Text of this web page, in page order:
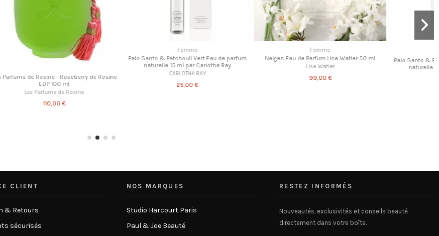
CLIENT
& Retours
sécurisés
NOS MARQUES
Studio Harcourt Paris
Paul & Joe Beauté
RESTEZ INFORMÉS
Nouveautés, exclusivités et conseils beauté
directement dans votre boîte.